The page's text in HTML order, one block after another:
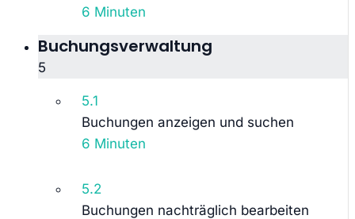
6 Minuten
Buchungsverwaltung
5
5.1
Buchungen anzeigen und suchen
6 Minuten
5.2
Buchungen nachträglich bearbeiten